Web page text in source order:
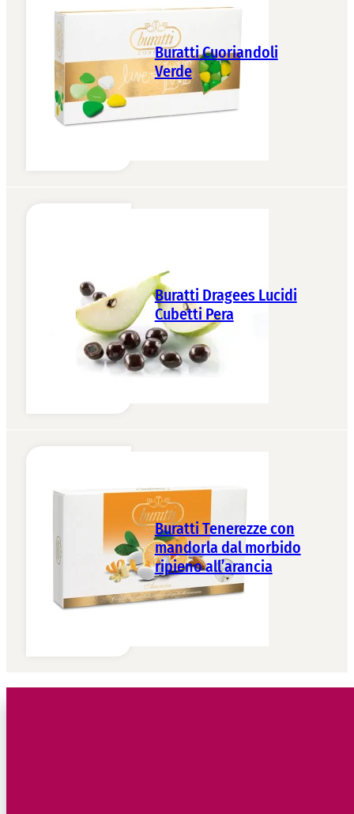
Buratti Cuoriandoli
Verde
Buratti Dragees Lucidi
Cubetti Pera
Buratti Tenerezze con
mandorla dal morbido
ripieno all’arancia